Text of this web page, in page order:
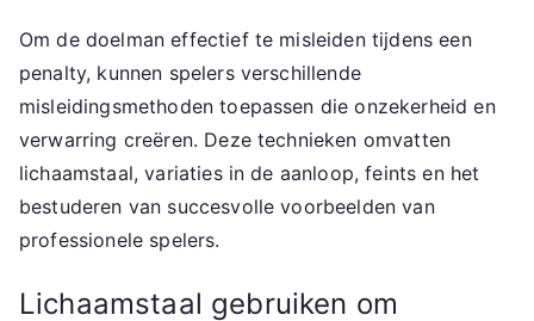
Om de doelman effectief te misleiden tijdens een
penalty, kunnen spelers verschillende
misleidingsmethoden toepassen die onzekerheid en
verwarring creëren. Deze technieken omvatten
lichaamstaal, variaties in de aanloop, feints en het
bestuderen van succesvolle voorbeelden van
professionele spelers.
Lichaamstaal gebruiken om